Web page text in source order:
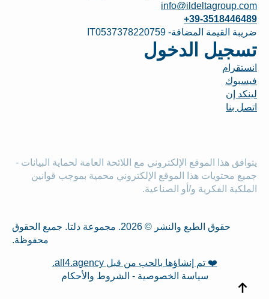
info@ildeltagroup.com
+39-3518446489
ضريبة القيمة المضافة- IT0537378220759
تسجيل الدخول
انستقرام
فيسبوك
لينكد إن
اتصل بنا
يتوافق هذا الموقع الإلكتروني مع اللائحة العامة لحماية البيانات -
جميع محتويات هذا الموقع الإلكتروني محمية بموجب قوانين
الملكية الفكرية و/أو الصناعية.
حقوق الطبع والنشر © 2026. مجموعة دلتا. جميع الحقوق
محفوظة.
❤️ تم إنشاؤها بالحب من قبل all4.agency.
سياسة الخصوصية - الشروط والأحكام